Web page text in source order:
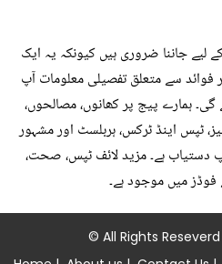
لیے جاننا ضروری ہیں کیونکہ یہ ایک
فوائد سے متعلق تفصیلی معلومات آپ
ہمارے پیج پر کھانوں، مصالحوں،
ٹپس اینڈ ٹرکس، ہربلسٹ اور مشہور
دستیاب ہے۔ مزید لائف ٹپس، صحت،
فوڈز میں موجود ہے۔
© All Rights